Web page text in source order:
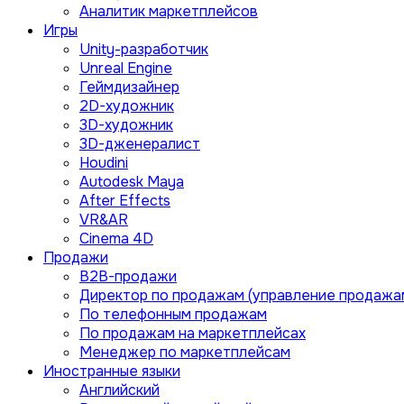
Аналитик маркетплейсов
Игры
Unity-разработчик
Unreal Engine
Геймдизайнер
2D-художник
3D-художник
3D-дженералист
Houdini
Autodesk Maya
After Effects
VR&AR
Cinema 4D
Продажи
B2B-продажи
Директор по продажам (управление
По телефонным продажам
По продажам на маркетплейсах
Менеджер по маркетплейсам
Иностранные языки
Английский